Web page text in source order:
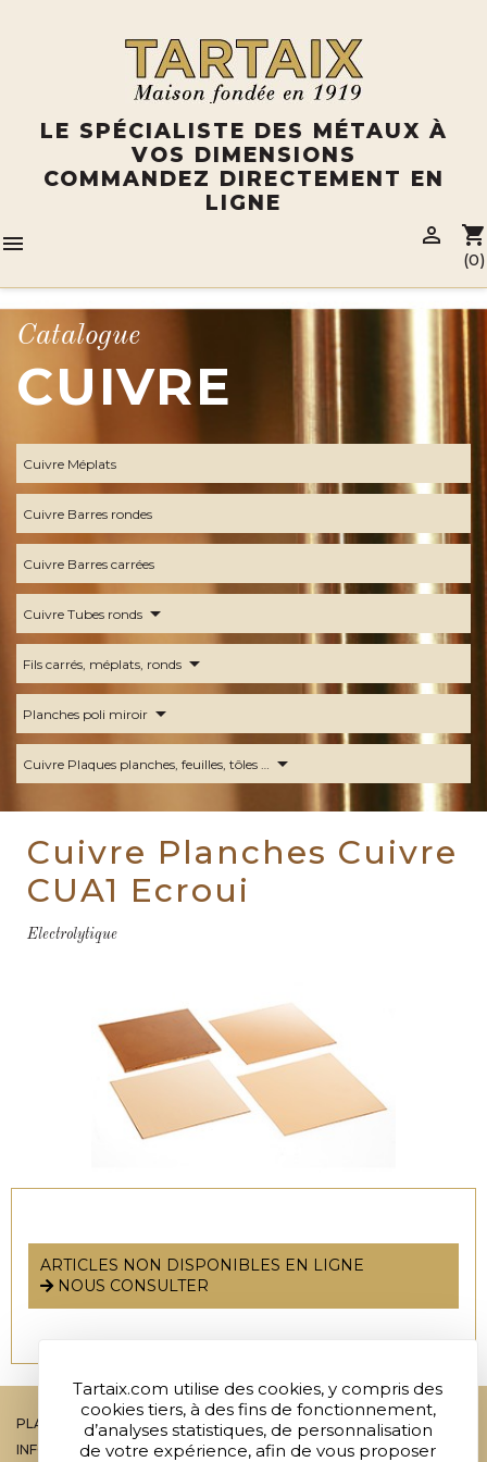
LE SPÉCIALISTE DES MÉTAUX À
VOS DIMENSIONS
COMMANDEZ DIRECTEMENT EN
LIGNE
 shopping_cart
(0)

Catalogue
CUIVRE
Cuivre Méplats
Cuivre Barres rondes
Cuivre Barres carrées
Cuivre Tubes ronds arrow_drop_down
Fils carrés, méplats, ronds arrow_drop_down
Planches poli miroir arrow_drop_down
Cuivre Plaques planches, feuilles, tôles … arrow_drop_down
Cuivre Planches Cuivre
CUA1 Ecroui
Electrolytique
ARTICLES NON DISPONIBLES EN LIGNE
NOUS CONSULTER
PLAN DU SITE
INFOS LEGALES
Tartaix.com utilise des cookies, y compris des
cookies tiers, à des fins de fonctionnement,
d’analyses statistiques, de personnalisation
de votre expérience, afin de vous proposer